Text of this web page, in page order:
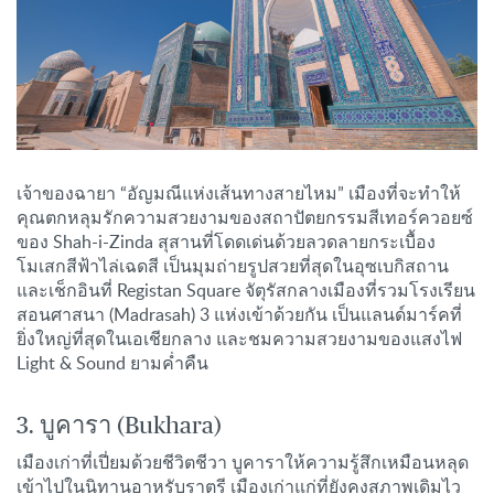
เจ้าของฉายา “อัญมณีแห่งเส้นทางสายไหม” เมืองที่จะทำให้
คุณตกหลุมรักความสวยงามของสถาปัตยกรรมสีเทอร์ควอยซ์
ของ Shah-i-Zinda สุสานที่โดดเด่นด้วยลวดลายกระเบื้อง
โมเสกสีฟ้าไล่เฉดสี เป็นมุมถ่ายรูปสวยที่สุดในอุซเบกิสถาน
และเช็กอินที่ Registan Square จัตุรัสกลางเมืองที่รวมโรงเรียน
สอนศาสนา (Madrasah) 3 แห่งเข้าด้วยกัน เป็นแลนด์มาร์คที่
ยิ่งใหญ่ที่สุดในเอเชียกลาง และชมความสวยงามของแสงไฟ
Light & Sound ยามค่ำคืน
3. บูคารา (Bukhara)
เมืองเก่าที่เปี่ยมด้วยชีวิตชีวา บูคาราให้ความรู้สึกเหมือนหลุด
เข้าไปในนิทานอาหรับราตรี เมืองเก่าแก่ที่ยังคงสภาพเดิมไว